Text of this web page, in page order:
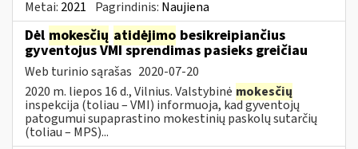
Metai: 2021 Pagrindinis: Naujiena
Dėl mokesčių atidėjimo besikreipiančius
gyventojus VMI sprendimas pasieks greičiau
Web turinio sąrašas 2020-07-20
2020 m. liepos 16 d., Vilnius. Valstybinė mokesčių
inspekcija (toliau – VMI) informuoja, kad gyventojų
patogumui supaprastino mokestinių paskolų sutarčių
(toliau – MPS)...